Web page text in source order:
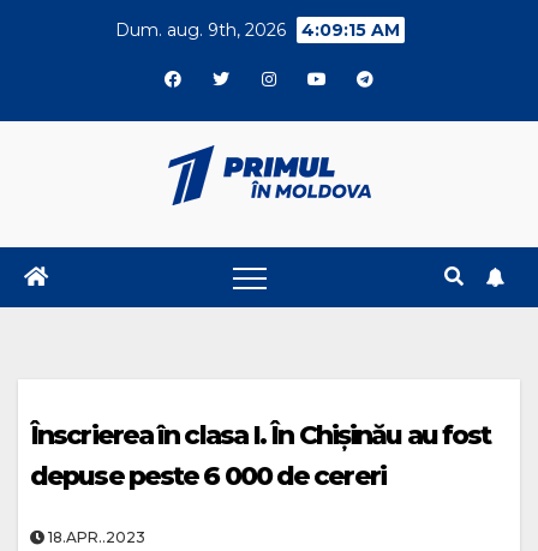
Dum. aug. 9th, 2026 4:09:15 AM
Înscrierea în clasa I. În Chișinău au fost
depuse peste 6 000 de cereri
18.APR..2023